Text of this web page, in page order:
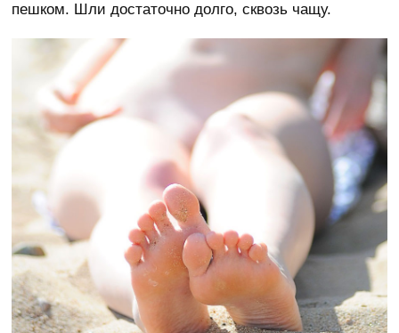
пешком. Шли достаточно долго, сквозь чащу.